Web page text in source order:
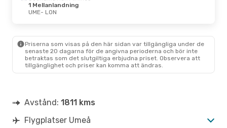
Ons 21 Okt.- Tors 22 Okt.
Norwegian Air Sweden
1 Mellanlandning
LON- UME
1 Mellanlandning
UME- LON
1 Mellanlandning
1 Mellanlandning
UME- LON
Priserna som visas på den här sidan var tillgängliga under de
senaste 20 dagarna för de angivna perioderna och bör inte
betraktas som det slutgiltiga erbjudna priset. Observera att
tillgänglighet och priser kan komma att ändras.
Avstånd: 1811 kms
Flygplatser Umeå